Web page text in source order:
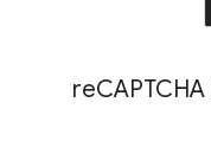
CAPTCHA